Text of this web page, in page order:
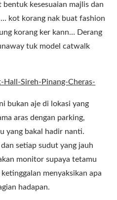
kesesuaian majlis dan
… kot korang nak buat fashion
korang ker kann… Derang
tuk model catwalk
bukan aje di lokasi yang
aras dengan parking,
yang bakal hadir nanti.
setiap sudut yang jauh
monitor supaya tetamu
menyaksikan apa
hadapan.